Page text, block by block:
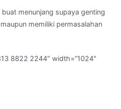
menunjang supaya genting
memiliki permasalahan
8822 2244″ width=”1024″